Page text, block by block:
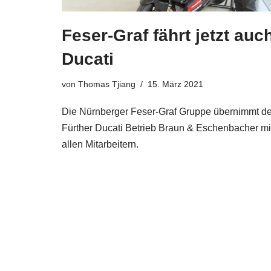
Feser-Graf fährt jetzt
Ducati
von Thomas Tjiang 15. März 2021
Die Nürnberger Feser-Graf Gruppe übernimmt
Fürther Ducati Betrieb Braun & Eschenbacher
allen Mitarbeitern.